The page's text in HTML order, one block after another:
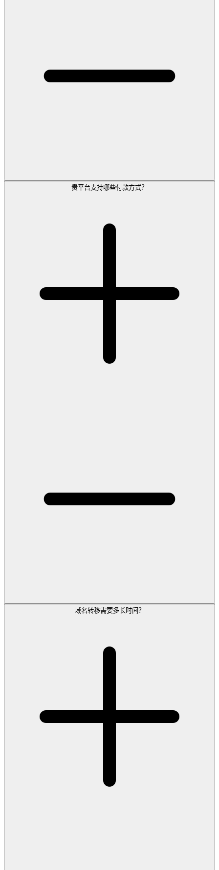
贵平台支持哪些付款方式？
域名转移需要多长时间？